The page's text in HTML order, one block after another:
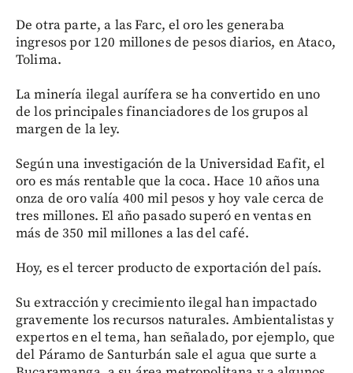
De otra parte, a las Farc, el oro les generaba
ingresos por 120 millones de pesos diarios, en Ataco,
Tolima.
La minería ilegal aurífera se ha convertido en uno
de los principales financiadores de los grupos al
margen de la ley.
Según una investigación de la Universidad Eafit, el
oro es más rentable que la coca. Hace 10 años una
onza de oro valía 400 mil pesos y hoy vale cerca de
tres millones. El año pasado superó en ventas en
más de 350 mil millones a las del café.
Hoy, es el tercer producto de exportación del país.
Su extracción y crecimiento ilegal han impactado
gravemente los recursos naturales. Ambientalistas y
expertos en el tema, han señalado, por ejemplo, que
del Páramo de Santurbán sale el agua que surte a